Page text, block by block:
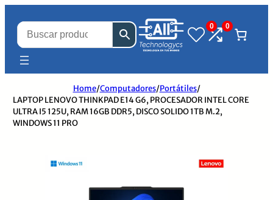
0 0
Home/Computadores/Portátiles/
LAPTOP LENOVO THINKPAD E14 G6, PROCESADOR INTEL CORE
ULTRA I5 125U, RAM 16GB DDR5, DISCO SOLIDO 1TB M.2,
WINDOWS 11 PRO